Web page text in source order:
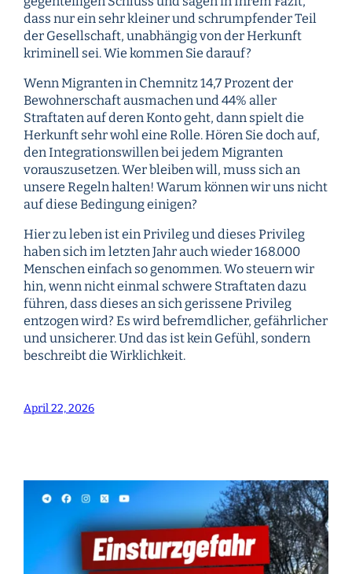
dass nur ein sehr kleiner und schrumpfender Teil
der Gesellschaft, unabhängig von der Herkunft
kriminell sei. Wie kommen Sie darauf?
Wenn Migranten in Chemnitz 14,7 Prozent der
Bewohnerschaft ausmachen und 44% aller
Straftaten auf deren Konto geht, dann spielt die
Herkunft sehr wohl eine Rolle. Hören Sie doch auf,
den Integrationswillen bei jedem Migranten
vorauszusetzen. Wer bleiben will, muss sich an
unsere Regeln halten! Warum können wir uns nicht
auf diese Bedingung einigen?
Hier zu leben ist ein Privileg und dieses Privileg
haben sich im letzten Jahr auch wieder 168.000
Menschen einfach so genommen. Wo steuern wir
hin, wenn nicht einmal schwere Straftaten dazu
führen, dass dieses an sich gerissene Privileg
entzogen wird? Es wird befremdlicher, gefährlicher
und unsicherer. Und das ist kein Gefühl, sondern
beschreibt die Wirklichkeit.
April 22, 2026